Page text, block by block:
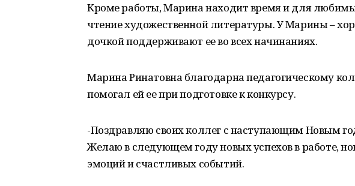
Кроме работы, Марина находит время и для
чтение художественной литературы. У Марины –
дочкой поддерживают ее во всех начинаниях.
Марина Ринатовна благодарна педагогическому
помогал ей ее при подготовке к конкурсу.
-Поздравляю своих коллег с наступающим Новым
Желаю в следующем году новых успехов в работе,
эмоций и счастливых событий.